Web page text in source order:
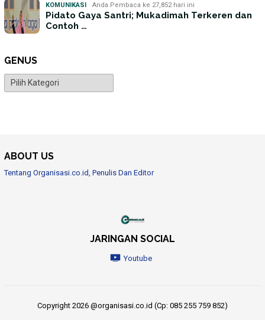
KOMUNIKASI Anda Pembaca ke 27,852 hari ini
Pidato Gaya Santri; Mukadimah Terkeren dan
Contoh …
GENUS
Genus
ABOUT US
Tentang Organisasi.co.id, Penulis Dan Editor
JARINGAN SOCIAL
Youtube
Copyright 2026 @organisasi.co.id (Cp: 085 255 759 852)